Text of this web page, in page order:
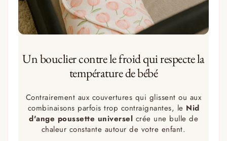
Un bouclier contre le froid qui respecte la
température de bébé
Contrairement aux couvertures qui glissent ou aux
combinaisons parfois trop contraignantes, le Nid
d'ange poussette universel crée une bulle de
chaleur constante autour de votre enfant.